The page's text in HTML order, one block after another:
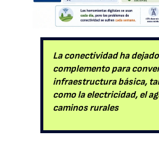
La conectividad ha
complemento para
infraestructura básica,
como la electricidad, el
caminos rurales